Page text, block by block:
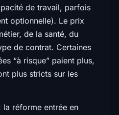
de travail, parfois
optionnelle). Le prix
de la santé, du
de contrat. Certaines
“à risque” paient plus,
plus stricts sur les
réforme entrée en